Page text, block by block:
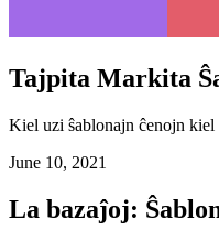
Tajpita Markita
June 10, 2021